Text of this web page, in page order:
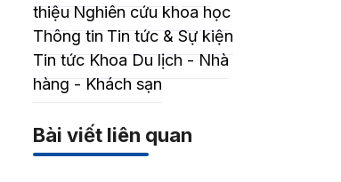
thiệuNghiên cứu khoa học
Thông tinTin tức & Sự kiện
Tin tức Khoa Du lịch - Nhà
hàng - Khách sạn
Bài viết liên quan